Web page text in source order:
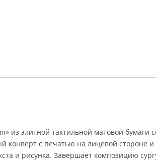
из элитной тактильной матовой
конверт с печатью на лицевой стороне
и рисунка. Завершает композицию